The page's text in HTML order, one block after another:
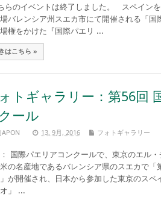
らのイベントは終了しました。 スペイン
バレンシア州スエカ市にて開催される「国
権をかけた『国際パエリ ...
はこちら »
トギャラリー：第56回
ール
13, 9月, 2016 フォトギャラリー
国際パエリアコンクールで、東京のエ
の名産地であるバレンシア県のスエカで「
が開催され、日本から参加した東京のスペ
」 ...